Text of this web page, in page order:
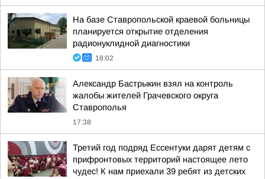
На базе Ставропольской краевой больницы
планируется открытие отделения
радионуклидной диагностики
18:02
Александр Бастрыкин взял на контроль
жалобы жителей Грачевского округа
Ставрополья
17:38
Третий год подряд Ессентуки дарят детям с
прифронтовых территорий настоящее лето
чудес! К нам приехали 39 ребят из детских